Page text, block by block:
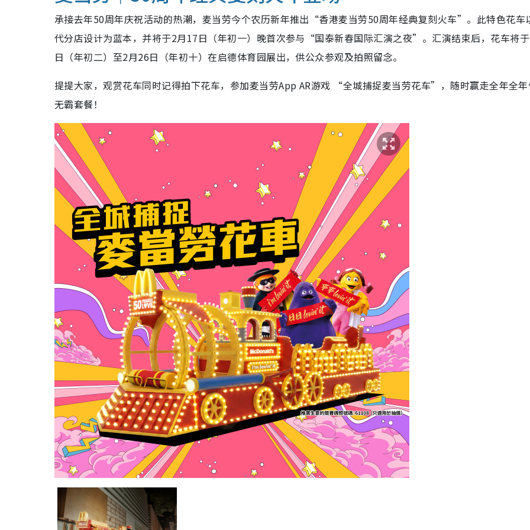
承接去年50周年庆祝活动的热潮，麦当劳今个农历新年推出“香港麦当劳50周年经典复刻火车”。此特色花车
代分店设计为蓝本，并将于2月17日（年初一）晚首次参与“国泰新春国际汇演之夜”。汇演结束后，花车将
日（年初二）至2月26日（年初十）在启德体育园展出，供公众参观及拍照留念。
提提大家，观赏花车同时记得拍下花车，参加麦当劳App AR游戏 “全城捕捉麦当劳花车”，随时赢走全年全年
无霸套餐！